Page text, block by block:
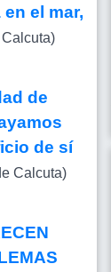
el mar,
de
de sí
Calcuta)